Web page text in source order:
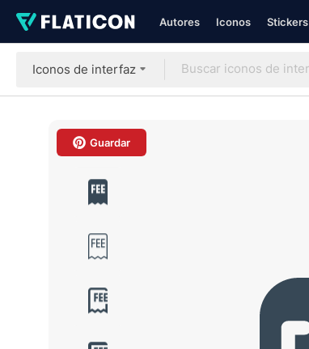
Autores Iconos Stickers
Iconos de interfaz
Guardar